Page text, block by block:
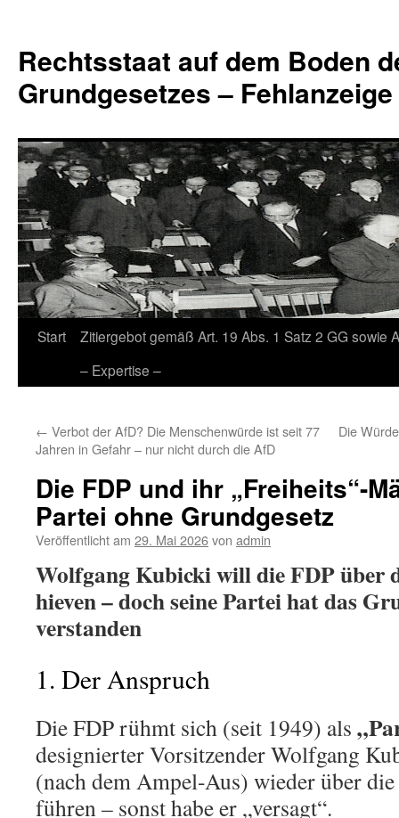
springen
Rechtsstaat auf dem Boden
Grundgesetzes –
Start
Zitiergebot gemäß Art. 19 Abs. 1 Satz 2 GG sowie
– Expertise –
← Verbot der AfD? Die Menschenwürde ist seit 77
Jahren in Gefahr – nur nicht durch die AfD
Die
Die FDP und ihr „Freiheits“-
Partei ohne Grundgesetz
Veröffentlicht am 29. Mai 2026von admin
Wolfgang Kubicki will die FDP über
hieven – doch seine Partei hat das
verstanden
1. Der Anspruch
Die FDP rühmt sich (seit 1949) als
designierter Vorsitzender Wolfgang
(nach dem Ampel-Aus) wieder über
führen – sonst habe er „versagt“.